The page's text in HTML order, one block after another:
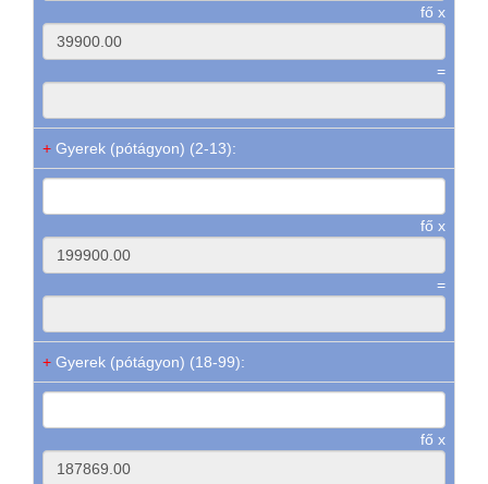
fő x
=
+ Gyerek (pótágyon) (2-13):
fő x
=
+ Gyerek (pótágyon) (18-99):
fő x